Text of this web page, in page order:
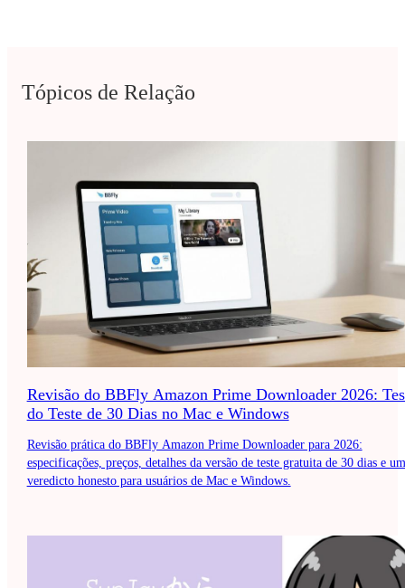
Tópicos de Relação
Revisão do BBFly Amazon Prime Downloader 2026:
do Teste de 30 Dias no Mac e Windows
Revisão prática do BBFly Amazon Prime Downloader para 2026:
especificações, preços, detalhes da versão de teste gratuita de 30 dias e um
veredicto honesto para usuários de Mac e Windows.